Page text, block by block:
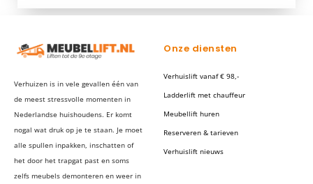
Verhuizen is in vele gevallen één van
de meest stressvolle momenten in
Nederlandse huishoudens. Er komt
nogal wat druk op je te staan. Je moet
alle spullen inpakken, inschatten of
het door het trapgat past en soms
zelfs meubels demonteren en weer in
Onze diensten
Verhuislift vanaf € 98,-
Ladderlift met chauffeur
Meubellift huren
Reserveren & tarieven
Verhuislift nieuws